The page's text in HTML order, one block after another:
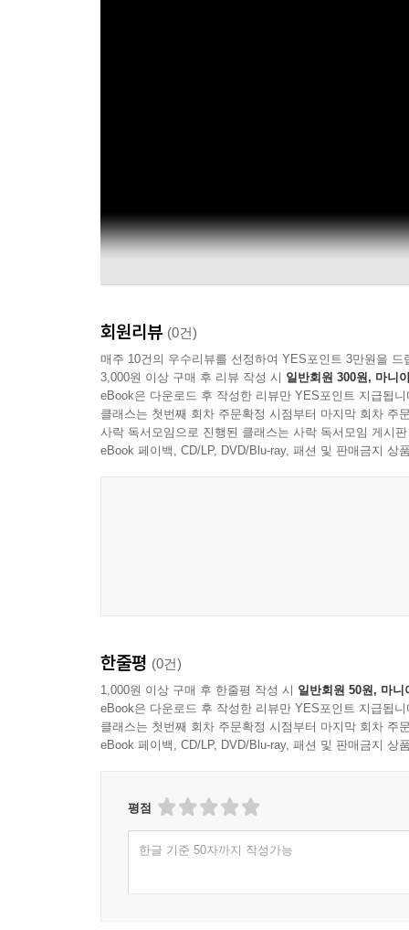
회원리뷰 (0건)
매주 10건의 우수리뷰를 선정하여 YES포인트 3만원을 드
3,000원 이상 구매 후 리뷰 작성 시 일반회원 300원, 마니
eBook은 다운로드 후 작성한 리뷰만 YES포인트 지급됩니
클래스는 첫번째 회차 주문확정 시점부터 마지막 회차 주
사락 독서모임으로 진행된 클래스는 사락 독서모임 게시
eBook 페이백, CD/LP, DVD/Blu-ray, 패션 및 판매금지 상
한줄평 (0건)
1,000원 이상 구매 후 한줄평 작성 시 일반회원 50원, 마니
eBook은 다운로드 후 작성한 리뷰만 YES포인트 지급됩니
클래스는 첫번째 회차 주문확정 시점부터 마지막 회차 주
eBook 페이백, CD/LP, DVD/Blu-ray, 패션 및 판매금지 상
평점
한글 기준 50자까지 작성가능